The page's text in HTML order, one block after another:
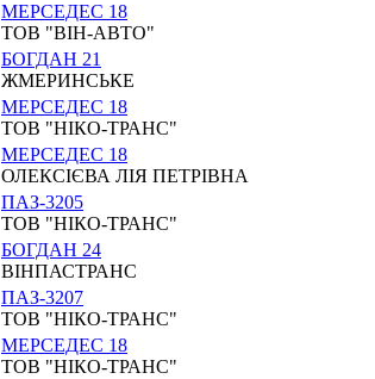
МЕРСЕДЕС 18
ТОВ "ВІН-АВТО"
БОГДАН 21
ЖМЕРИНСЬКЕ
МЕРСЕДЕС 18
ТОВ "НІКО-ТРАНС"
МЕРСЕДЕС 18
ОЛЕКСІЄВА ЛІЯ ПЕТРІВНА
ПАЗ-3205
ТОВ "НІКО-ТРАНС"
БОГДАН 24
ВІНПАСТРАНС
ПАЗ-3207
ТОВ "НІКО-ТРАНС"
МЕРСЕДЕС 18
ТОВ "НІКО-ТРАНС"